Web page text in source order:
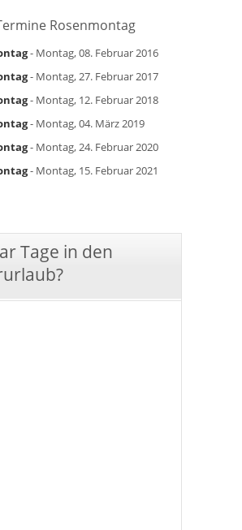
Rosenmontag
- Montag, 08. Februar 2016
- Montag, 27. Februar 2017
- Montag, 12. Februar 2018
- Montag, 04. März 2019
- Montag, 24. Februar 2020
- Montag, 15. Februar 2021
Tage in den